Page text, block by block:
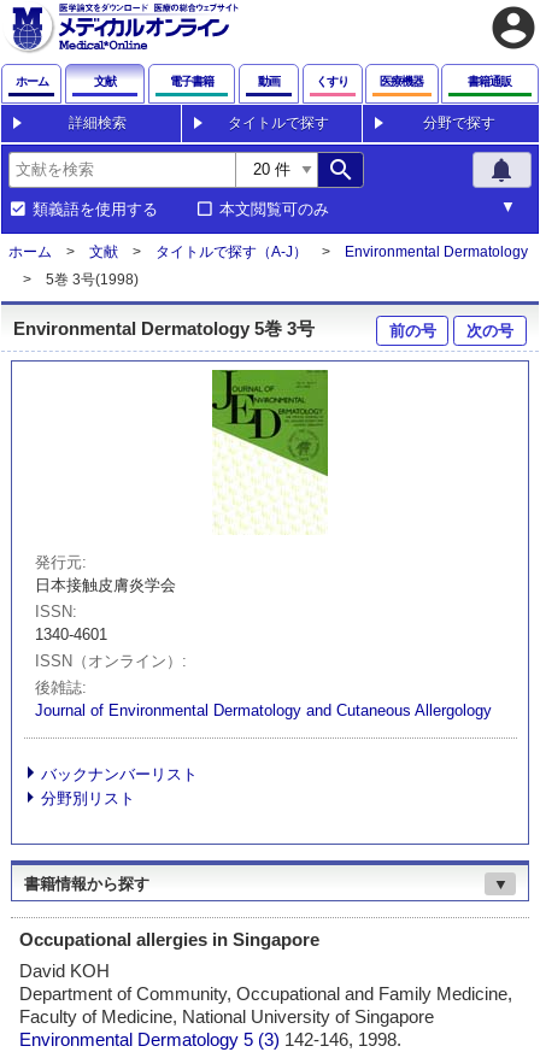
account_circle
ホーム 文献 電子書籍 動画 くすり 医療機器 書籍通販
詳細検索 タイトルで探す 分野で探す
search notifications
類義語を使用する 本文閲覧可のみ
ホーム 文献 タイトルで探す（A-J）
Environmental Dermatology
5巻 3号(1998)
Environmental Dermatology 5巻 3号 前の号 次の号
発行元
日本接触皮膚炎学会
ISSN
1340-4601
ISSN（オンライン）
後雑誌
Journal of Environmental Dermatology and Cutaneous Allergology
バックナンバーリスト
分野別リスト
書籍情報から探す ▼
Occupational allergies in Singapore
David KOH
Department of Community, Occupational and Family Medicine,
Faculty of Medicine, National University of Singapore
Environmental Dermatology 5 (3) 142-146, 1998.